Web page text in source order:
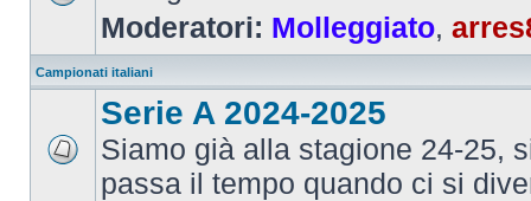
Moderatori: Molleggiato,
Campionati italiani
Serie A 2024-2025
Siamo già alla stagione 24-25,
passa il tempo quando ci si